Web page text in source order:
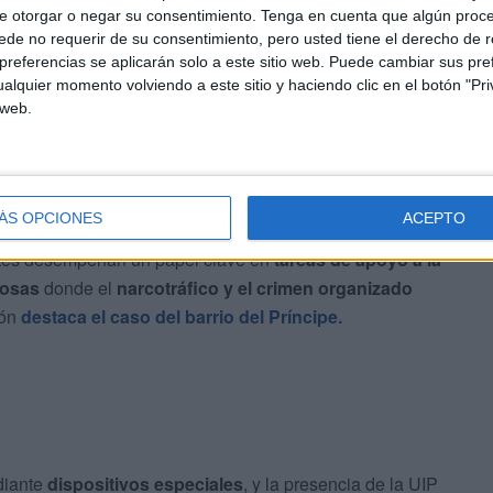
otorgar o negar su consentimiento. Tenga en cuenta que algún
no requerir de su consentimiento, pero usted tiene el derecho de
se aplicarán solo a este sitio web. Puede cambiar sus
momento volviendo a este sitio y haciendo clic en el botón
OPCIONES ACEPTO
cuerpos policiales, donde consideran que el
para las necesidades reales de estas dos
antidisturbios, en declaraciones aEl Mundo, afirma que
que nos han dado es que se reduce por
limita al control de manifestaciones o eventos
desempeñan un papel clave entareas de apoyo a la
donde el narcotráfico y el crimen organizado
destaca el caso del barrio del Príncipe.
dispositivos especiales, y la presencia de la UIP